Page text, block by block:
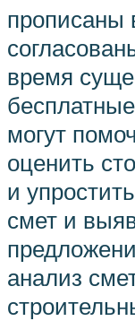
прописаны
время
могут
оценить
и
смет и
анализ